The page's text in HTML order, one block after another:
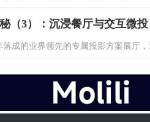
（3）：沉浸餐厅与交互微投
落成的业界领先的专属投影方案展厅